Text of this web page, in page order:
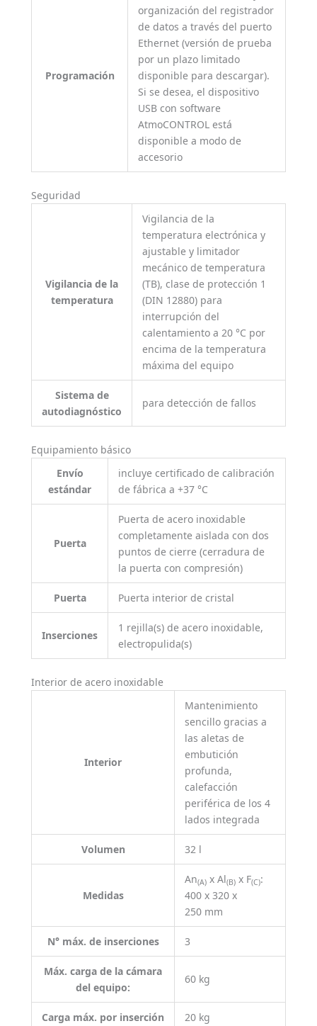
Programación
organización del registrador
de datos a través del puerto
Ethernet (versión de prueba
por un plazo limitado
disponible para descargar).
Si se desea, el dispositivo
USB con software
AtmoCONTROL está
disponible a modo de
accesorio
Seguridad
Vigilancia de la
temperatura
Vigilancia de la
temperatura electrónica y
ajustable y limitador
mecánico de temperatura
(TB), clase de protección 1
(DIN 12880) para
interrupción del
calentamiento a 20 °C por
encima de la temperatura
máxima del equipo
Sistema de
autodiagnóstico
para detección de fallos
Equipamiento básico
Envío
estándar
incluye certificado de calibración
de fábrica a +37 °C
Puerta
Puerta de acero inoxidable
completamente aislada con dos
puntos de cierre (cerradura de
la puerta con compresión)
Puerta Puerta interior de cristal
Inserciones
1 rejilla(s) de acero inoxidable,
electropulida(s)
Interior de acero inoxidable
Interior
Mantenimiento
sencillo gracias a
las aletas de
embutición
profunda,
calefacción
periférica de los 4
lados integrada
Volumen 32 l
Medidas
An(A) x Al(B) x F(C):
400 x 320 x
250 mm
N° máx. de inserciones 3
Máx. carga de la cámara
del equipo:
60 kg
Carga máx. por inserción 20 kg